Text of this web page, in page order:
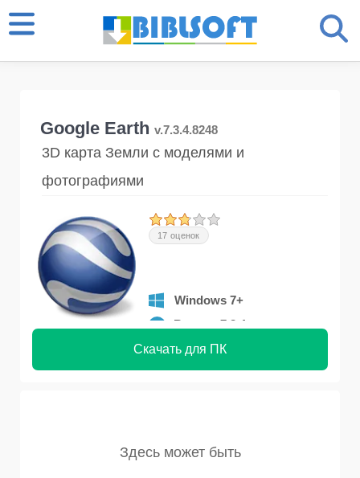
Google Earth v.7.3.4.8248
3D карта Земли с моделями и
фотографиями
17 оценок
Windows 7+
Версия 7.3.4
Скачать для ПК